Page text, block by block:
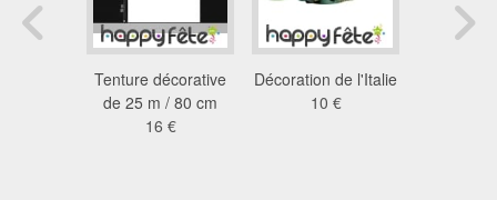
Tenture décorative
de 25 m / 80 cm
16 €
Décoration de l'Italie
10 €